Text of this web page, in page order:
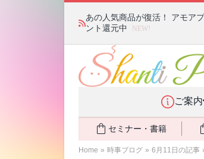
あの人気商品が復活！ アモア
ント還元中
NEW!
ご案内
セミナー・書籍
Home » 時事ブログ » 6月11日の記事